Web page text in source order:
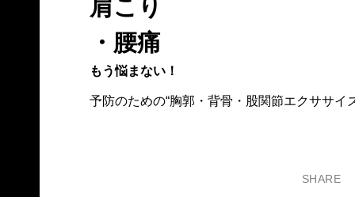
肩こり
・腰痛
もう悩まない！
予防のための“胸郭・背骨・股関節エクササイ
SHARE